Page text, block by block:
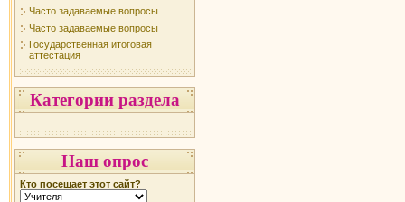
Часто задаваемые вопросы
Часто задаваемые вопросы
Государственная итоговая
аттестация
Категории раздела
Наш опрос
Кто посещает этот сайт?